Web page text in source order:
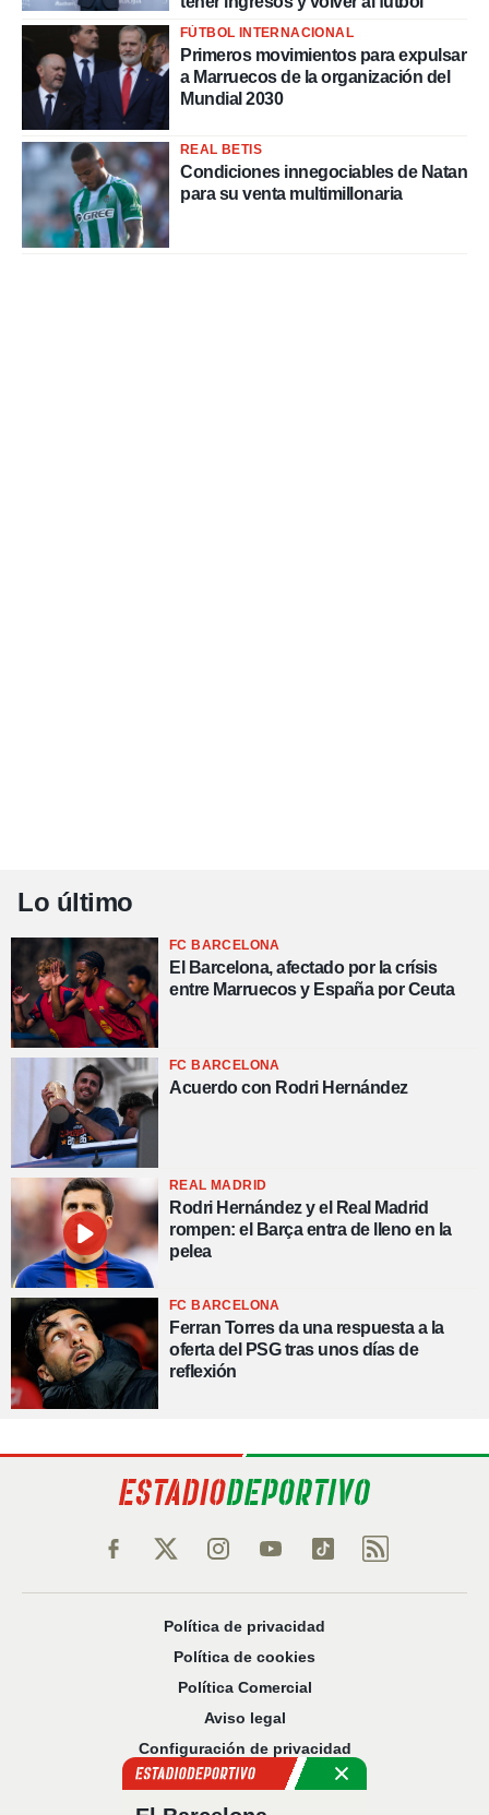
FÚTBOL INTERNACIONAL
Primeros movimientos para expulsar
a Marruecos de la organización del
Mundial 2030
REAL BETIS
Condiciones innegociables de Natan
para su venta multimillonaria
Lo último
FC BARCELONA
El Barcelona, afectado por la crísis
entre Marruecos y España por Ceuta
FC BARCELONA
Acuerdo con Rodri Hernández
REAL MADRID
Rodri Hernández y el Real Madrid
rompen: el Barça entra de lleno en la
pelea
FC BARCELONA
Ferran Torres da una respuesta a la
oferta del PSG tras unos días de
reflexión
Política de privacidad
Política de cookies
Política Comercial
Aviso legal
Configuración de privacidad
Sobre nosotros
Código Ético